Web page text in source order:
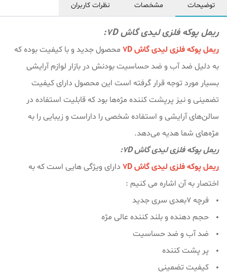
توضیحات مشخصات نظرات کاربران
ریمل پوکه فلزی لیدی گاش 7D:
ریمل پوکه فلزی لیدی گاش 7D
محصول جدید و با کیفیت بوده که
به دلیل ضد آب و ضد حساسیت بودنش در بازار لوازم آرایشی
بسیار مورد توجه قرار گرفته است این محصول دارای کیفیت
تضمینی و نیز پرپشت کننده مژه‌ها بود که قابلیت استفاده در
سالن‌های آرایشی و استفاده شخصی را داراست و زیبایی را به
مژه‌های شما هدیه می‌دهد.
ریمل پوکه فلزی لیدی گاش 7D:
ریمل پوکه فلزی لیدی گاش 7D
دارای ویژگی هایی است که به
اختصار به آن اشاره می کنیم :
فرچه ۷بعدی سری جدید
حجم دهنده و بلند کننده عالی مژه
ضد آب و ضد حساسیت
پر پشت کننده
کیفیت تضمینی